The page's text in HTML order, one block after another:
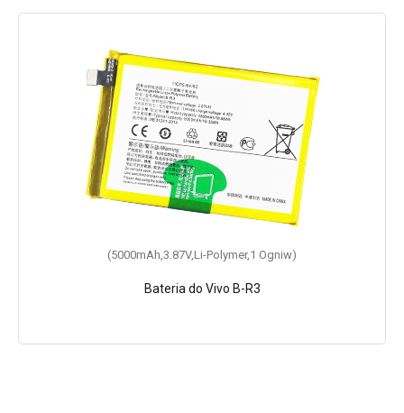
(5000mAh,3.87V,Li-Polymer,1 Ogniw)
Bateria do Vivo B-R3